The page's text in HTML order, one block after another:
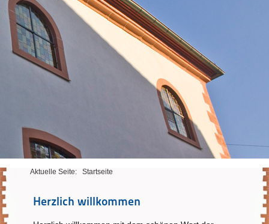
Herzlich Willkommen bei der Markusgemeinde
Neckargemünd
Aktuelle Seite: Startseite
Herzlich willkommen